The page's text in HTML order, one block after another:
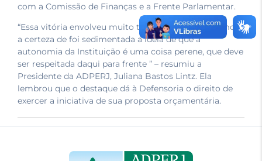
com a Comissão de Finanças e a Frente Parlamentar.
“Essa vitória envolveu muito trabalho. Mas hoje temos
a certeza de foi sedimentada a ideia de que a
autonomia da Instituição é uma coisa perene, que deve
ser respeitada daqui para frente ” – resumiu a
Presidente da ADPERJ, Juliana Bastos Lintz. Ela
lembrou que o destaque dá à Defensoria o direito de
exercer a iniciativa de sua proposta orçamentária.